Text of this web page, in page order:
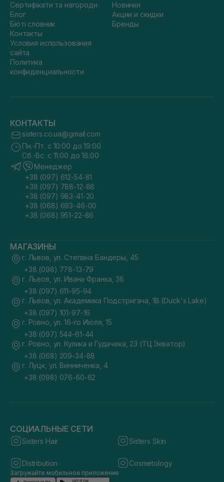
Сертифікати та нагороди
Блог
Бюті словник
Контакты
Условия использования
сайта
Политика
конфиденциальности
Новинки
Акции и скидки
Бренды
КОНТАКТЫ
sisters.co.ua@gmail.com
Пн.-Пт. с 10:00 до 19:00
Сб.-Вс. с 11:00 до 18:00
Менеджер
+38 (097) 612-54-81
+38 (097) 788-12-88
+38 (097) 983-41-20
+38 (068) 693-46-00
+38 (068) 951-22-86
МАГАЗИНЫ
г. Львов, ул. Степана Бандеры, 45
+38 (098) 778-13-79
г. Львов, ул. Ивана Франка, 36
+38 (097) 611-95-94
г. Львов, ул. Академика Подстригача, 1В (Duck's Lake)
+38 (097) 101-97-16
г. Ровно, ул. 16-го Июля, 15
+38 (097) 544-61-44
г. Ровно, ул. Кулика и Гудачека, 23 (ТЦ Экватор)
+38 (068) 209-34-88
г. Луцк, ул. Винниченка, 4
+38 (098) 076-60-62
СОЦИАЛЬНЫЕ СЕТИ
Sisters Hair Sisters Skin
Distribution Cosmetology
Загружайте мобильное приложение